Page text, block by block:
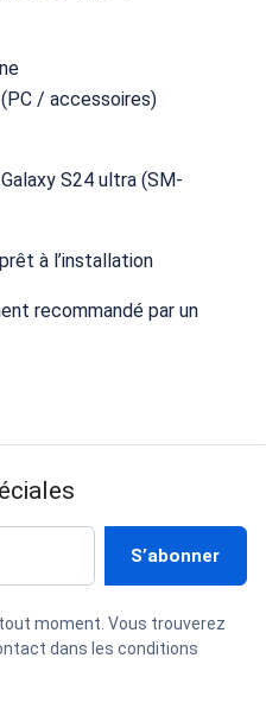
/ accessoires)
S24 ultra (SM-
à l’installation
recommandé par un
moment. Vous trouverez
dans les conditions